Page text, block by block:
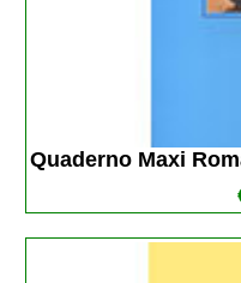
Quaderno Maxi